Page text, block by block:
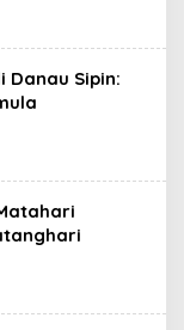
Danau Sipin: